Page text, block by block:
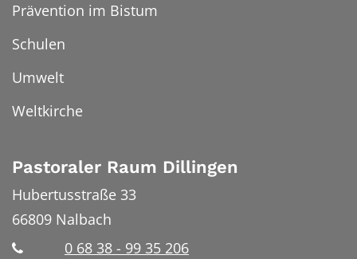
Prävention im Bistum
Schulen
Umwelt
Weltkirche
Pastoraler Raum Dillingen
Hubertusstraße 33
66809 Nalbach
0 68 38 - 99 35 206